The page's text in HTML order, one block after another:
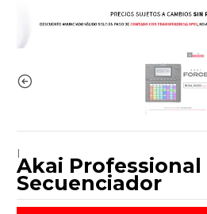
|
Akai Professional
Secuenciador